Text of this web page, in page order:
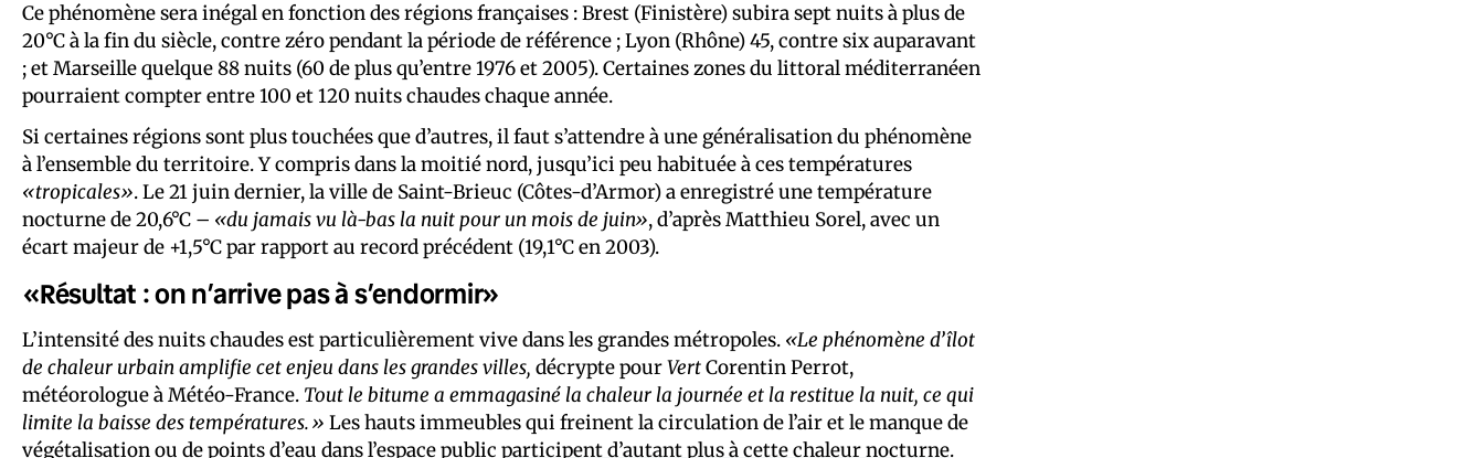
Ce phénomène sera inégal en fonction des régions françaises : Brest (Finistère) subira sept nuits à plus de
20°C à la fin du siècle, contre zéro pendant la période de référence ; Lyon (Rhône) 45, contre six auparavant
; et Marseille quelque 88 nuits (60 de plus qu’entre 1976 et 2005). Certaines zones du littoral méditerranéen
pourraient compter entre 100 et 120 nuits chaudes chaque année.
Si certaines régions sont plus touchées que d’autres, il faut s’attendre à une généralisation du phénomène
à l’ensemble du territoire. Y compris dans la moitié nord, jusqu’ici peu habituée à ces températures
«tropicales». Le 21 juin dernier, la ville de Saint-Brieuc (Côtes-d’Armor) a enregistré une température
nocturne de 20,6°C – «du jamais vu là-bas la nuit pour un mois de juin», d’après Matthieu Sorel, avec un
écart majeur de +1,5°C par rapport au record précédent (19,1°C en 2003).
«Résultat : on n’arrive pas à s’endormir»
L’intensité des nuits chaudes est particulièrement vive dans les grandes métropoles. «Le phénomène d’îlot
de chaleur urbain amplifie cet enjeu dans les grandes villes, décrypte pourVertCorentin Perrot,
météorologue à Météo-France. Tout le bitume a emmagasiné la chaleur la journée et la restitue la nuit, ce qui
limite la baisse des températures.» Les hauts immeubles qui freinent la circulation de l’air et le manque de
végétalisation ou de points d’eau dans l’espace public participent d’autant plus à cette chaleur nocturne.